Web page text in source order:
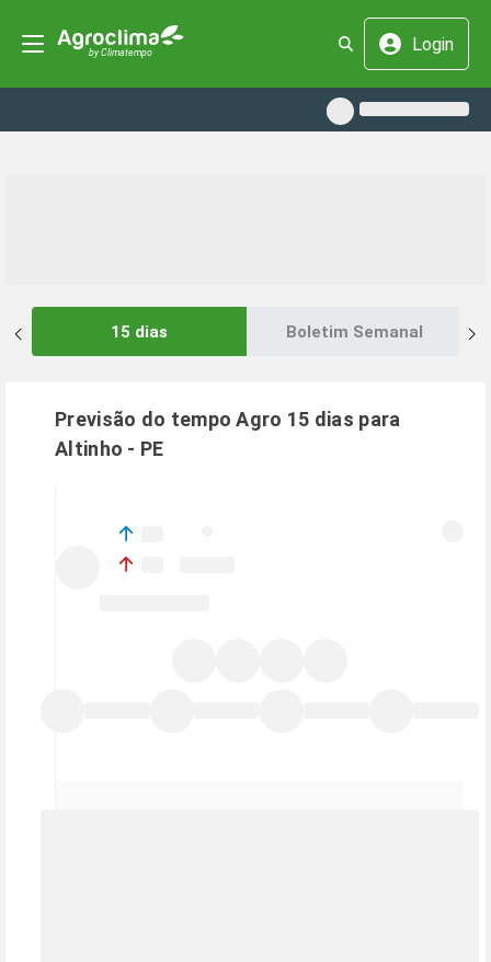
Login
15 dias Boletim Semanal
Previsão do tempo Agro 15 dias para
Altinho - PE